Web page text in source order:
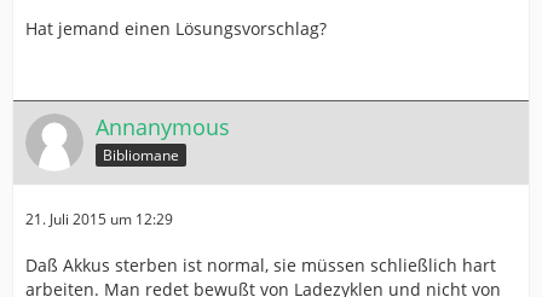
Hat jemand einen Lösungsvorschlag?
Annanymous
Bibliomane
21. Juli 2015 um 12:29
Daß Akkus sterben ist normal, sie müssen schließlich hart
arbeiten. Man redet bewußt von Ladezyklen und nicht von